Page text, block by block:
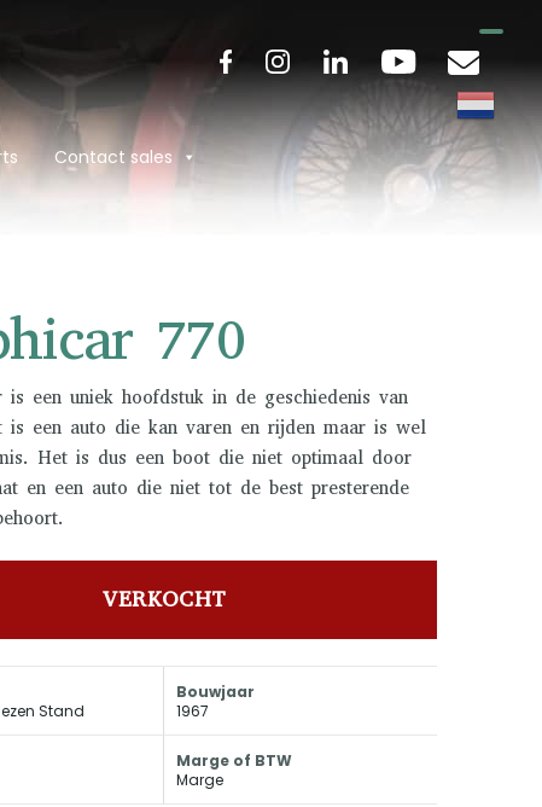
Contact sales
770
is een uniek hoofdstuk in de geschiedenis van
is een auto die kan varen en rijden maar is wel
Het is dus een boot die niet optimaal door
en een auto die niet tot de best presterende
VERKOCHT
Stand
Bouwjaar
1967
Marge of BTW
Marge